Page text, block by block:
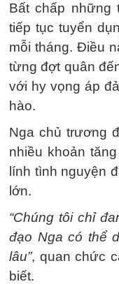
Bất chấp những
tiếp tục tuyển
mỗi tháng. Điều
từng đợt quân
với hy vọng áp
hào.
Nga chủ trương
nhiều khoản
lính tình nguyện
lớn.
“Chúng tôi chỉ
đạo Nga có thể
lâu”, quan chức
biết.